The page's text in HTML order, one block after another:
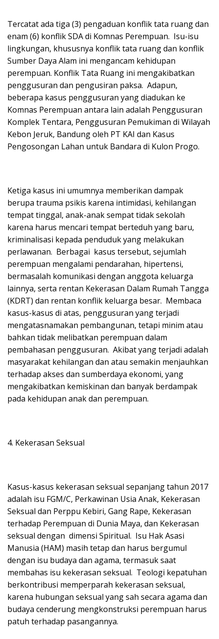
Tercatat ada tiga (3) pengaduan konflik tata ruang dan
enam (6) konflik SDA di Komnas Perempuan. Isu-isu
lingkungan, khususnya konflik tata ruang dan konflik
Sumber Daya Alam ini mengancam kehidupan
perempuan. Konflik Tata Ruang ini mengakibatkan
penggusuran dan pengusiran paksa. Adapun,
beberapa kasus penggusuran yang diadukan ke
Komnas Perempuan antara lain adalah Penggusuran
Komplek Tentara, Penggusuran Pemukiman di Wilayah
Kebon Jeruk, Bandung oleh PT KAI dan Kasus
Pengosongan Lahan untuk Bandara di Kulon Progo.
Ketiga kasus ini umumnya memberikan dampak
berupa trauma psikis karena intimidasi, kehilangan
tempat tinggal, anak-anak sempat tidak sekolah
karena harus mencari tempat berteduh yang baru,
kriminalisasi kepada penduduk yang melakukan
perlawanan. Berbagai kasus tersebut, sejumlah
perempuan mengalami pendarahan, hipertensi,
bermasalah komunikasi dengan anggota keluarga
lainnya, serta rentan Kekerasan Dalam Rumah Tangga
(KDRT) dan rentan konflik keluarga besar. Membaca
kasus-kasus di atas, penggusuran yang terjadi
mengatasnamakan pembangunan, tetapi minim atau
bahkan tidak melibatkan perempuan dalam
pembahasan penggusuran. Akibat yang terjadi adalah
masyarakat kehilangan dan atau semakin menjauhkan
terhadap akses dan sumberdaya ekonomi, yang
mengakibatkan kemiskinan dan banyak berdampak
pada kehidupan anak dan perempuan.
4. Kekerasan Seksual
Kasus-kasus kekerasan seksual sepanjang tahun 2017
adalah isu FGM/C, Perkawinan Usia Anak, Kekerasan
Seksual dan Perppu Kebiri, Gang Rape, Kekerasan
terhadap Perempuan di Dunia Maya, dan Kekerasan
seksual dengan dimensi Spiritual. Isu Hak Asasi
Manusia (HAM) masih tetap dan harus bergumul
dengan isu budaya dan agama, termasuk saat
membahas isu kekerasan seksual. Teologi kepatuhan
berkontribusi memperparah kekerasan seksual,
karena hubungan seksual yang sah secara agama dan
budaya cenderung mengkonstruksi perempuan harus
patuh terhadap pasangannya.